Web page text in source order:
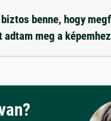
benne, hogy
meg a